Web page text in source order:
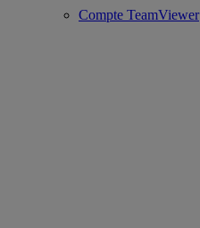
Compte TeamViewer